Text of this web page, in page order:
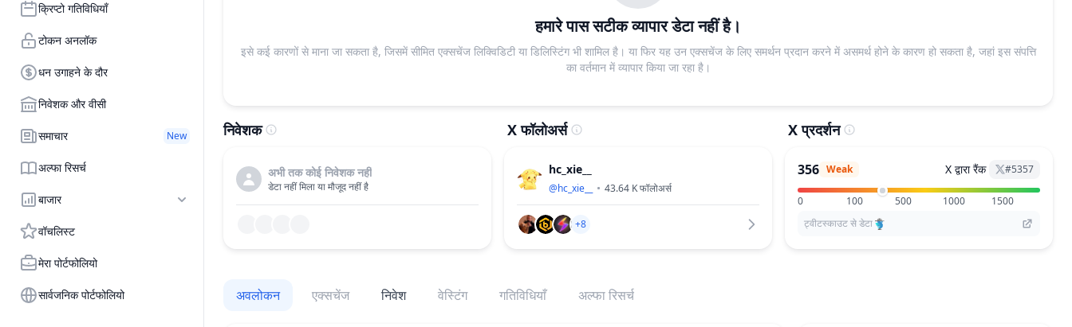
क्रिप्टो गतिविधियाँ
टोकन अनलॉक
धन उगाहने के दौर
निवेशक और वीसी
समाचार New
अल्फा रिसर्च
बाजार
वॉचलिस्ट
मेरा पोर्टफोलियो
सार्वजनिक पोर्टफोलियो
हमारे पास सटीक व्यापार डेटा नहीं है।
इसे कई कारणों से माना जा सकता है, जिसमें सीमित एक्सचेंज लिक्विडिटी या डिलिस्टिंग भी शामिल है। या फिर यह उन एक्सचेंज के लिए समर्थन प्रदान करने में असमर्थ होने के कारण हो सकता है, जहां इस संपत्ति
का वर्तमान में व्यापार किया जा रहा है।
निवेशक
अभी तक कोई निवेशक नहीं
डेटा नहीं मिला या मौजूद नहीं है
X फॉलोअर्स
hc_xie__
@hc_xie__ 43.64 Kफॉलोअर्स
+8
X प्रदर्शन
356 Weak X द्वारा रैंक #5357
0 100 500 1000
1500
ट्वीटस्काउट से डेटा
अवलोकन एक्सचेंज निवेश वेस्टिंग गतिविधियाँ अल्फा रिसर्च